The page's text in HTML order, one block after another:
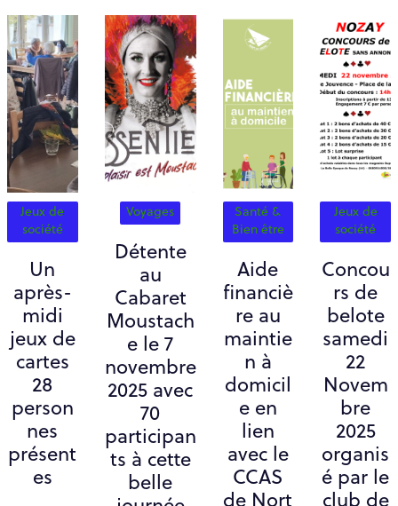
Jeux de
société
Un
après-
midi
jeux de
cartes
28
person
nes
présent
es
Voyages
Détente
au
Cabaret
Moustach
e le 7
novembre
2025 avec
70
participan
ts à cette
belle
Santé &
Bien être
Aide
financiè
re au
maintie
n à
domicil
e en
lien
avec le
CCAS
de Nort
Jeux de
société
Concou
rs de
belote
samedi
22
Novem
bre
2025
organis
é par le
club de